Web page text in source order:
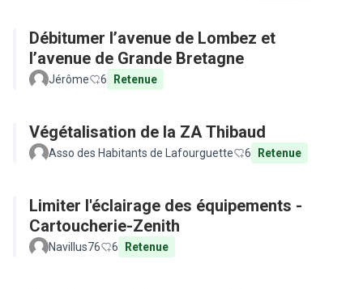
Débitumer l’avenue de Lombez et
l’avenue de Grande Bretagne
Jérôme 6 Retenue
Végétalisation de la ZA Thibaud
Asso des Habitants de Lafourguette 6 Retenue
Limiter l'éclairage des équipements -
Cartoucherie-Zenith
Navillus76 6 Retenue